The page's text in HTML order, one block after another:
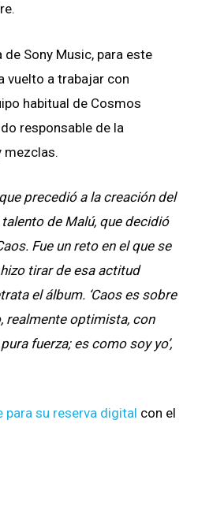
de Sony Music, para este
vuelto a trabajar con
habitual de Cosmos
responsable de la
mezclas.
precedió a la creación del
de Malú, que decidió
Fue un reto en el que se
tirar de esa actitud
el álbum. ‘Caos es sobre
realmente optimista, con
fuerza; es como soy yo’,
para su reserva digital con el